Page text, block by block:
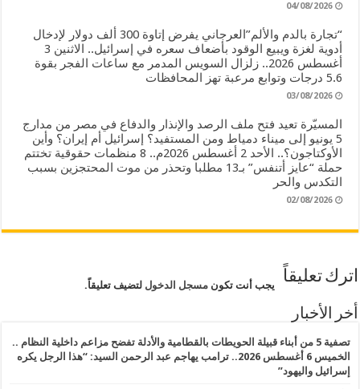
04/08/2026
“تجارة بالدم والألم”العرجاني يفرض إتاوة 300 ألف دولار لإدخال
أدوية لغزة ويبيع الوقود بأضعاف سعره في إسرائيل.. الاثنين 3
أغسطس 2026.. زلزال السويس المدمر مع ساعات الفجر بقوة
5.6 درجات وتوابع مرعبة تهز المحافظات
03/08/2026
المسيّرة تعيد فتح ملف الرصد والإنذار والدفاع في مصر من مدارج
5 يونيو إلى ميناء دمياط ومن المستفيد؟ إسرائيل أم إيران؟ وأين
الأوكتاجون؟.. الأحد 2 أغسطس 2026م.. 8 منظمات حقوقية تختتم
حملة “عايز أتنفس” بـ13 مطلبا وتحذر من موت المحتجزين بسبب
التكدس والحر
02/08/2026
اترك تعليقاً يجب أنت تكونمسجل الدخول لتضيف تعليقاً.
أخر الأخبار
تصفية 5 من أبناء قبيلة الحويطات بالقطامية والأدلة تفضح مزاعم داخلية النظام ..
الخميس 6 أغسطس 2026.. ترامب يهاجم عبد الرحمن السيد: “هذا الرجل يكره
إسرائيل واليهود”